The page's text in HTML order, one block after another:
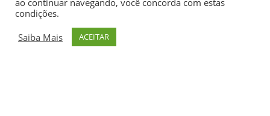
Copyrights 2025. Todos os direitos reservados ao
ao continuar navegando, você concorda com estas
condições.
Saiba Mais
ACEITAR